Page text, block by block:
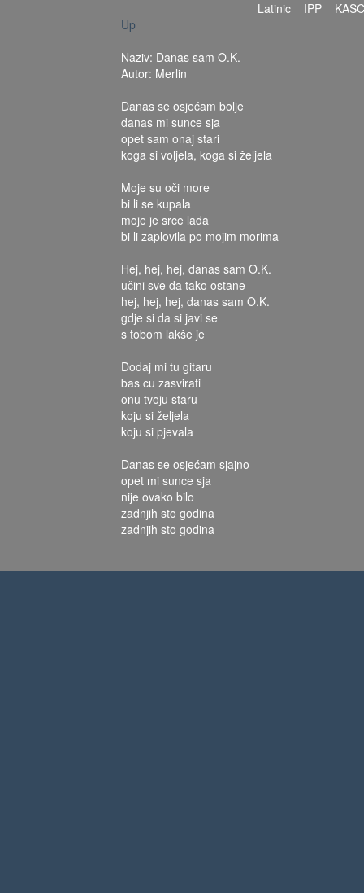
Latinic IPP
KASC
Up
Naziv: Danas sam O.K.
Autor: Merlin
Danas se osjećam bolje
danas mi sunce sja
opet sam onaj stari
koga si voljela, koga si željela
Moje su oči more
bi li se kupala
moje je srce lađa
bi li zaplovila po mojim morima
Hej, hej, hej, danas sam O.K.
učini sve da tako ostane
hej, hej, hej, danas sam O.K.
gdje si da si javi se
s tobom lakše je
Dodaj mi tu gitaru
bas cu zasvirati
onu tvoju staru
koju si željela
koju si pjevala
Danas se osjećam sjajno
opet mi sunce sja
nije ovako bilo
zadnjih sto godina
zadnjih sto godina